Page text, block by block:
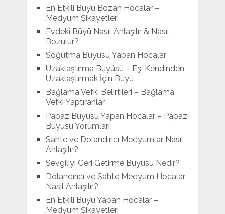
En Etkili Büyü Bozan Hocalar –
Medyum Şikayetleri
Evdeki Büyü Nasıl Anlaşılır & Nasıl
Bozulur?
Soğutma Büyüsü Yapan Hocalar
Uzaklaştırma Büyüsü – Eşi Kendinden
Uzaklaştırmak İçin Büyü
Bağlama Vefki Belirtileri – Bağlama
Vefki Yaptıranlar
Papaz Büyüsü Yapan Hocalar – Papaz
Büyüsü Yorumları
Sahte ve Dolandırıcı Medyumlar Nasıl
Anlaşılır?
Sevgiliyi Geri Getirme Büyüsü Nedir?
Dolandırıcı ve Sahte Medyum Hocalar
Nasıl Anlaşılır?
En Etkili Büyü Yapan Hocalar –
Medyum Şikayetleri